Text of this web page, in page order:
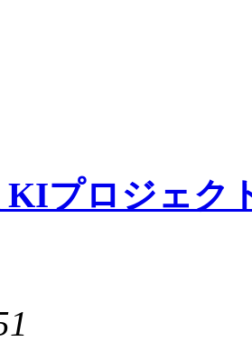
KIプロジェク